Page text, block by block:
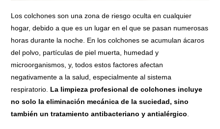
Los colchones son una zona de riesgo oculta en cualquier
hogar, debido a que es un lugar en el que se pasan numerosas
horas durante la noche. En los colchones se acumulan ácaros
del polvo, partículas de piel muerta, humedad y
microorganismos, y, todos estos factores afectan
negativamente a la salud, especialmente al sistema
respiratorio. La limpieza profesional de colchones incluye
no solo la eliminación mecánica de la suciedad, sino
también un tratamiento antibacteriano y antialérgico